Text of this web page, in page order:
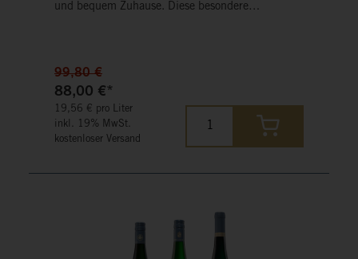
und bequem Zuhause. Diese besondere
versandkostenfrei.
99,80 €
88,00 €*
19,56 € pro Liter
inkl. 19% MwSt.
kostenloser Versand